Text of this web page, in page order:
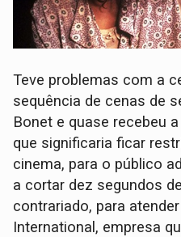
Teve problemas com a
sequência de cenas de
Bonet e quase recebeu
que significaria ficar
cinema, para o público
a cortar dez segundos
contrariado, para
International, empresa